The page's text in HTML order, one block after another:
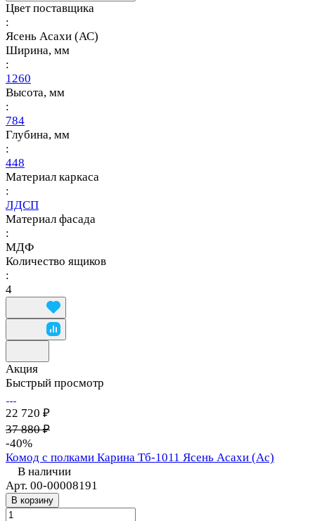
Цвет поставщика
:
Ясень Асахи (АС)
Ширина, мм
:
1260
Высота, мм
:
784
Глубина, мм
:
448
Материал каркаса
:
ЛДСП
Материал фасада
:
МДФ
Количество ящиков
:
4
Акция
Быстрый просмотр
22 720 ₽
37 880 ₽
-40%
Комод с полками Карина Тб-1011 Ясень Асахи (Ас)
В наличии
Арт. 00-00008191
В корзину